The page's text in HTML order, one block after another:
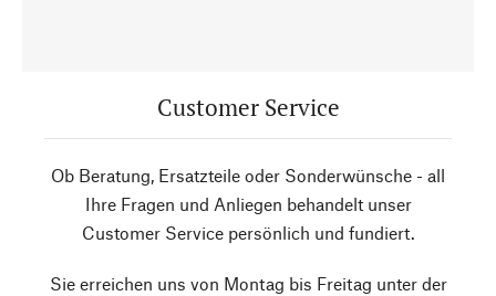
Customer Service
Ob Beratung, Ersatzteile oder Sonderwünsche - all
Ihre Fragen und Anliegen behandelt unser
Customer Service persönlich und fundiert.
Sie erreichen uns von Montag bis Freitag unter der